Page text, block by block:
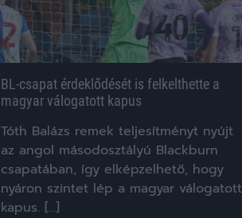
BL-csapat érdeklődését is felkelthette a
magyar válogatott kapus
Tóth Balázs remek teljesítményt nyújt
az angol másodosztályú Blackburn
csapatában, így elképzelhető, hogy
nyáron szintet lép a magyar válogatott
kapus. […]